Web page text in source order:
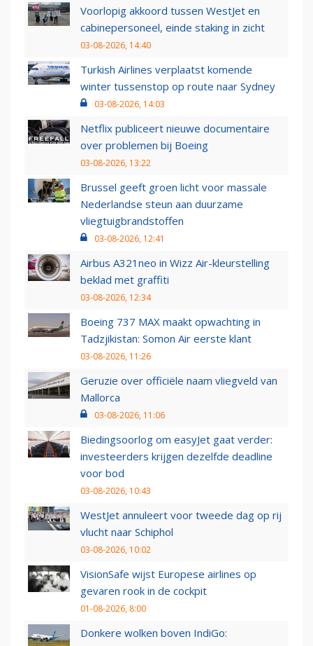
Voorlopig akkoord tussen WestJet en
cabinepersoneel, einde staking in zicht
03-08-2026, 14:40
Turkish Airlines verplaatst komende
winter tussenstop op route naar Sydney
03-08-2026, 14:03
Netflix publiceert nieuwe documentaire
over problemen bij Boeing
03-08-2026, 13:22
Brussel geeft groen licht voor massale
Nederlandse steun aan duurzame
vliegtuigbrandstoffen
03-08-2026, 12:41
Airbus A321neo in Wizz Air-kleurstelling
beklad met graffiti
03-08-2026, 12:34
Boeing 737 MAX maakt opwachting in
Tadzjikistan: Somon Air eerste klant
03-08-2026, 11:26
Geruzie over officiële naam vliegveld van
Mallorca
03-08-2026, 11:06
Biedingsoorlog om easyJet gaat verder:
investeerders krijgen dezelfde deadline
voor bod
03-08-2026, 10:43
WestJet annuleert voor tweede dag op rij
vlucht naar Schiphol
03-08-2026, 10:02
VisionSafe wijst Europese airlines op
gevaren rook in de cockpit
01-08-2026, 8:00
Donkere wolken boven IndiGo: